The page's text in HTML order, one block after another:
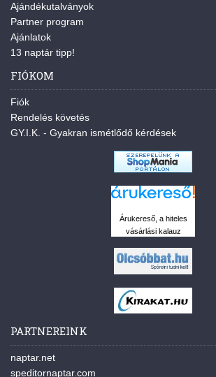
Ajándékutalványok
Partner program
Ajánlatok
13 naptár tipp!
FIÓKOM
Fiók
Rendelés követés
GY.I.K. - Gyakran ismétlődő kérdések
Árukereső, a hiteles
vásárlási kalauz
PARTNEREINK
naptar.net
speditornaptar.com